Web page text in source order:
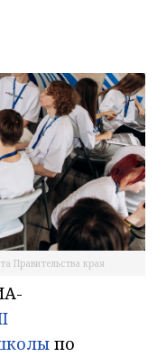
Правительства края
по